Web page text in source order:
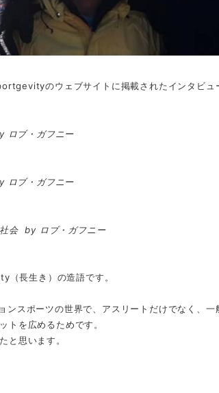
のウェブサイトに掲載されたインタビュ
ロブ・ガフニー
ロブ・ガフニー
社会 by ロブ・ガフニー
長生き）の造語です。
スポーツの世界で、アスリートだけでなく、一
トを広めるためです。
と思います。